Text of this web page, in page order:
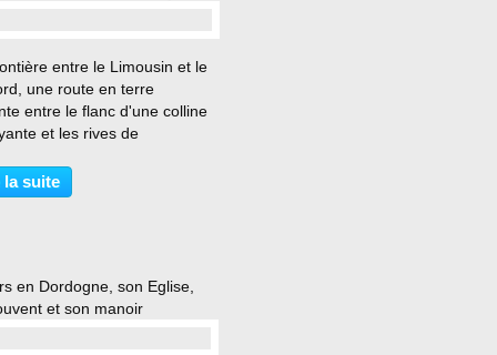
entre le Limousin et le
une route en terre
entre le flanc d'une colline
et les rives de
papeterie isolée, qui est au
du 16 février 1944 le
la suite
en Dordogne, son Eglise,
et son manoir